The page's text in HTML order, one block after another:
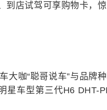
店试驾可享购物卡，惊
大咖“聪哥说车”与品牌
星车型第三代H6 DHT-